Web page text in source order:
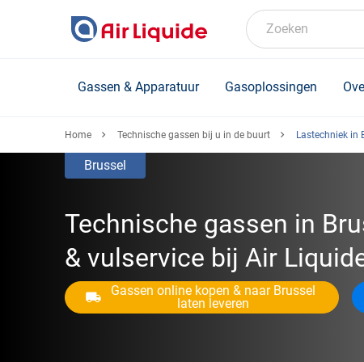
Zoeken
Gassen & Apparatuur Gasoplossingen
Home Technische gassen bij u in de buurt Lastechniek in
Brussel
Technische gassen in
& vulservice bij Air
Gassen online kopen & naar Brussel
laten leveren